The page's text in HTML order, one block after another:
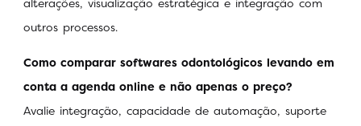
outros processos.
Como comparar softwares odontológicos levando em
conta a agenda online e não apenas o preço?
Avalie integração, capacidade de automação, suporte